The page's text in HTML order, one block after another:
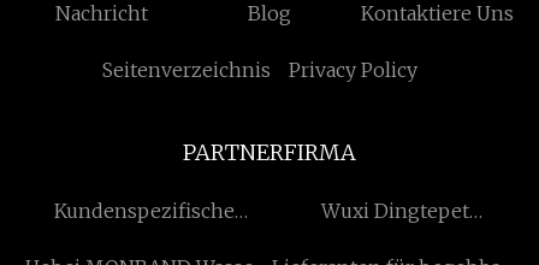
Nachricht Blog Kontaktiere Uns
Seitenverzeichnis Privacy Policy
PARTNERFIRMA
Kundenspezifische
Wuxi Dingtepet